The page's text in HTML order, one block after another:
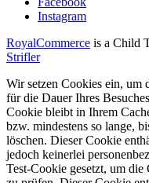
Instagram
RoyalCommerce is a Child
Strifler
Wir setzen Cookies ein, um
für die Dauer Ihres
Cookie bleibt in Ihrem
bzw. mindestens so lange,
löschen. Dieser Cookie
jedoch keinerlei
Test-Cookie gesetzt, um